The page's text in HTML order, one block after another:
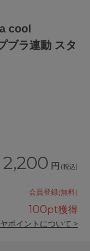
cool
ブラ連動 スタ
2,200 円 (税込)
会員登録(無料)
100pt獲得
ポイントについて >